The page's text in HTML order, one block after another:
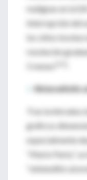
malignas en la
interrupción del
los sitios
resolución
5 meses
Nintendinitis
Tras la
gráficos
especialmente
‘‘Mario
‘‘nintenditis